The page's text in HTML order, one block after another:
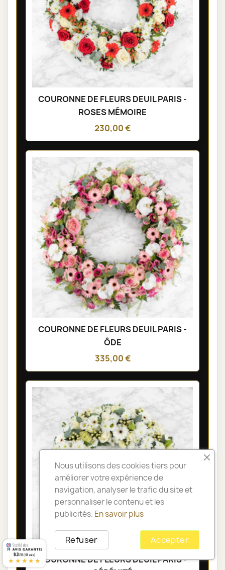
COURONNE DE FLEURS DEUIL PARIS -
ROSES MÉMOIRE
230,00 €
COURONNE DE FLEURS DEUIL PARIS -
ÔDE
335,00 €
COURONNE DE FLEURS DEUIL PARIS -
Nous utilisons des cookies tiers pour
améliorer votre expérience de
navigation, analyser le trafic du site et
personnaliser le contenu et les
publicités. En savoir plus
Accepter
Refuser
9.3/10 (48 avis)
★★★★★